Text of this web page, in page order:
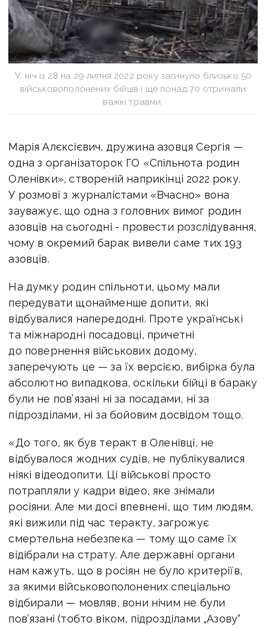
У ніч із 28 на 29 липня 2022 року загинуло близько 50
військовополонених бійців і ще понад 70 отримали
важкі травми.
Марія Алєксієвич, дружина азовця Сергія —
одна з організаторок ГО «Спільнота родин
Оленівки», створеній наприкінці 2022 року.
У розмові з журналістами «Вчасно» вона
зауважує, що одна з головних вимог родин
азовців на сьогодні - провести розслідування,
чому в окремий барак вивели саме тих 193
азовців.
На думку родин спільноти, цьому мали
передувати щонайменше допити, які
відбувалися напередодні. Проте українські
та міжнародні посадовці, причетні
до повернення військових додому,
заперечують це — за їх версією, вибірка була
абсолютно випадкова, оскільки бійці в бараку
були не пов’язані ні за посадами, ні за
підрозділами, ні за бойовим досвідом тощо.
«До того, як був теракт в Оленівці, не
відбувалося жодних судів, не публікувалися
ніякі відеодопити. Ці військові просто
потрапляли у кадри відео, яке знімали
росіяни. Але ми досі впевнені, що тим людям,
які вижили під час теракту, загрожує
смертельна небезпека — тому що саме їх
відібрали на страту. Але державні органи
нам кажуть, що в росіян не було критеріїв,
за якими військовополонених спеціально
відбирали — мовляв, вони нічим не були
пов’язані (тобто віком, підрозділами „Азову“